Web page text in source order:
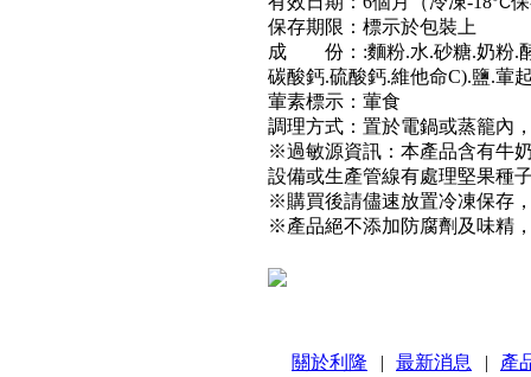
保存期限：標示於包裝上
成 份： :麵粉.水.砂糖.奶粉.
碳酸鈣.硫酸鈣.維他命C).鹽.葷
葷素標示：葷食
調理方式：置於電鍋或蒸籠內
※過敏源資訊：本產品含有牛
設備或生產管線有處理堅果種
※購買後請儘速放置冷凍保存
※產品絕不添加防腐劑及味精
關於利隆 | 最新消息 |
產